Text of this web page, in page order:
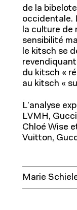
de la
occidentale.
la culture de
sensibilité
le kitsch se
du kitsch «
au kitsch «
L’analyse
LVMH,
Chloé Wise
Vuitton,
Marie